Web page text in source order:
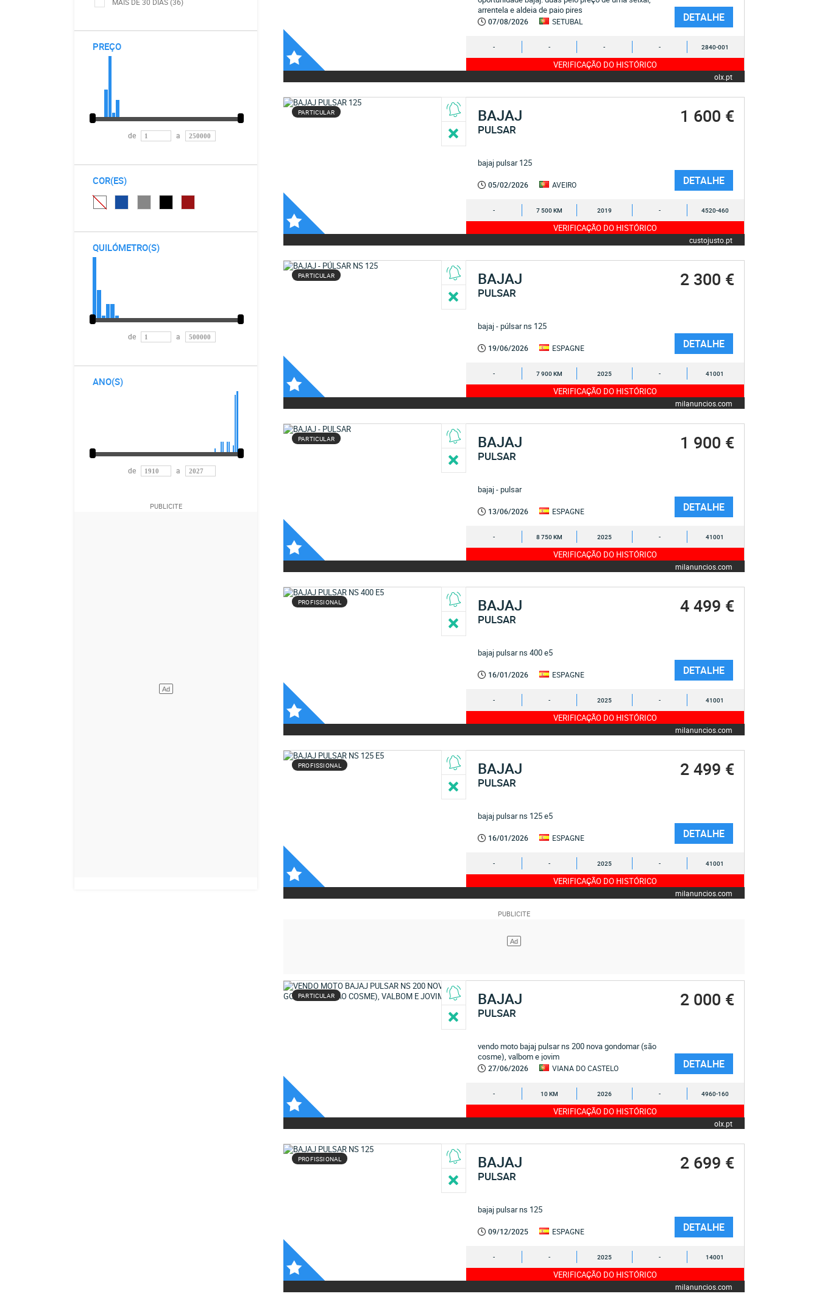
PREÇO
de a
COR(ES)
QUILÓMETRO(S)
de a
ANO(S)
de a
arrentela e aldeia de paio pires
07/08/2026 SETUBAL DETALHE
- - - - 2840-001
VERIFICAÇÃO DO HISTÓRICO
olx.pt
PARTICULAR BAJAJ
PULSAR
1 600 €
bajaj pulsar 125
05/02/2026 AVEIRO DETALHE
- 7 500 KM 2019 - 4520-460
VERIFICAÇÃO DO HISTÓRICO
custojusto.pt
PARTICULAR BAJAJ
PULSAR
2 300 €
bajaj - púlsar ns 125
19/06/2026 ESPAGNE DETALHE
- 7 900 KM 2025 - 41001
VERIFICAÇÃO DO HISTÓRICO
milanuncios.com
PARTICULAR BAJAJ
PULSAR
1 900 €
bajaj - pulsar
13/06/2026 ESPAGNE DETALHE
- 8 750 KM 2025 - 41001
VERIFICAÇÃO DO HISTÓRICO
milanuncios.com
PROFISSIONAL BAJAJ
PULSAR
4 499 €
bajaj pulsar ns 400 e5
16/01/2026 ESPAGNE DETALHE
- - 2025 - 41001
VERIFICAÇÃO DO HISTÓRICO
milanuncios.com
PROFISSIONAL BAJAJ
PULSAR
2 499 €
bajaj pulsar ns 125 e5
16/01/2026 ESPAGNE DETALHE
- - 2025 - 41001
VERIFICAÇÃO DO HISTÓRICO
milanuncios.com
PARTICULAR BAJAJ
PULSAR
2 000 €
vendo moto bajaj pulsar ns 200 nova gondomar (são
cosme), valbom e jovim
27/06/2026 VIANA DO CASTELO DETALHE
- 10 KM 2026 - 4960-160
VERIFICAÇÃO DO HISTÓRICO
olx.pt
PROFISSIONAL BAJAJ
PULSAR
2 699 €
bajaj pulsar ns 125
09/12/2025 ESPAGNE DETALHE
- - 2025 - 14001
VERIFICAÇÃO DO HISTÓRICO
milanuncios.com